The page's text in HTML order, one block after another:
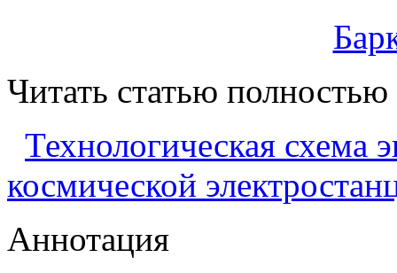
Читать статью полностью
Технологическая схема
космической
Аннотация